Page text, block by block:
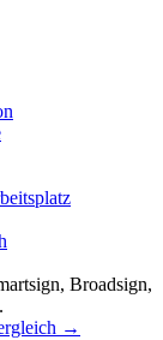
Broadsign,
→